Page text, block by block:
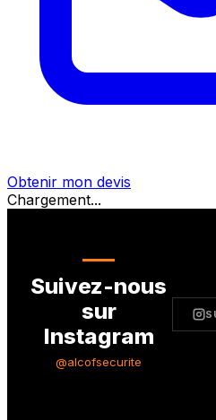
Obtenir mon devis
Chargement...
Suivez-nous
sur
Instagram
@alcofsecurite